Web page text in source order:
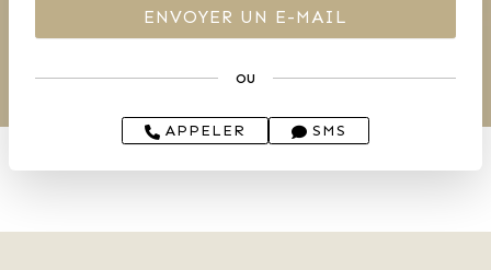
ou
APPELER SMS